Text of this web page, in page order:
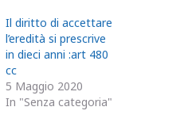
Il diritto di accettare
l’eredità si prescrive
in dieci anni :art 480
cc
5 Maggio 2020
In "Senza categoria"